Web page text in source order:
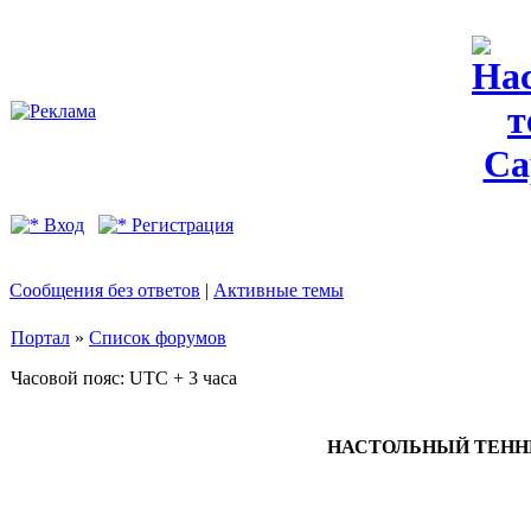
Вход Регистрация
Сообщения без ответов | Активные темы
Портал » Список форумов
Часовой пояс: UTC + 3 часа
НАСТОЛЬНЫЙ